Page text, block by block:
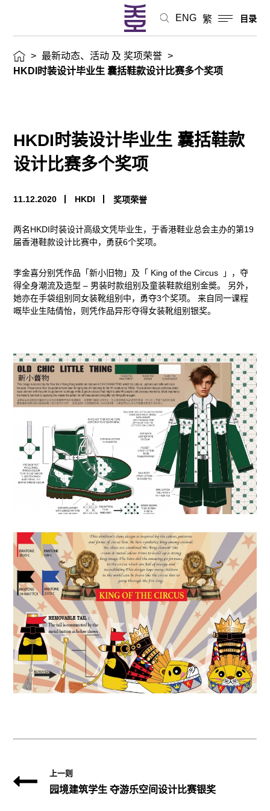
ENG 繁 目录
设
计
多
奖
项
最
新
动
活
动
项
誉
> 最新动态、活动 及 奖项荣誉 >
HKDI时装设计毕业生 囊括鞋款设计比赛多个奖项
HKDI时装设计毕业生 囊括鞋款
设计比赛多个奖项
11.12.2020 HKDI 奖项荣誉
两名HKDI时装设计高级文凭毕业生，于香港鞋业总会主办的第19
届香港鞋款设计比赛中，勇获6个奖项。
李金喜分别凭作品「新小旧物」及「 King of the Circus 」，夺
得全身潮流及造型 – 男装时款组别及童装鞋款组别金奬。 另外，
她亦在手袋组别同女装靴组别中，勇夺3个奖项。 来自同一课程
嘅毕业生陆倩怡，则凭作品异形夺得女装靴组别银奖。
上一则
园境建筑学生 夺游乐空间设计比赛银奖